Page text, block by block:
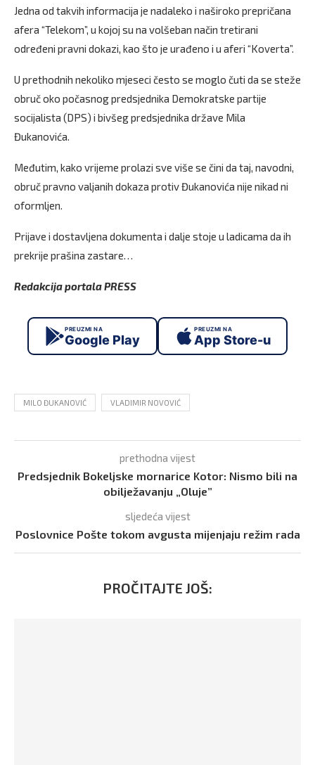
Jedna od takvih informacija je nadaleko i naširoko prepričana
afera “Telekom”, u kojoj su na volšeban način tretirani
određeni pravni dokazi, kao što je urađeno i u aferi “Koverta”.
U prethodnih nekoliko mjeseci često se moglo čuti da se steže
obruč oko počasnog predsjednika Demokratske partije
socijalista (DPS) i bivšeg predsjednika države Mila
Đukanovića.
Međutim, kako vrijeme prolazi sve više se čini da taj, navodni,
obruč pravno valjanih dokaza protiv Đukanovića nije nikad ni
oformljen.
Prijave i dostavljena dokumenta i dalje stoje u ladicama da ih
prekrije prašina zastare…
Redakcija portala PRESS
PREUZMI NA
Google Play
PREUZMI NA
App Store-u
MILO ĐUKANOVIĆ VLADIMIR NOVOVIĆ
prethodna vijest
Predsjednik Bokeljske mornarice Kotor: Nismo bili na
obilježavanju „Oluje”
sljedeća vijest
Poslovnice Pošte tokom avgusta mijenjaju režim rada
PROČITAJTE JOŠ: